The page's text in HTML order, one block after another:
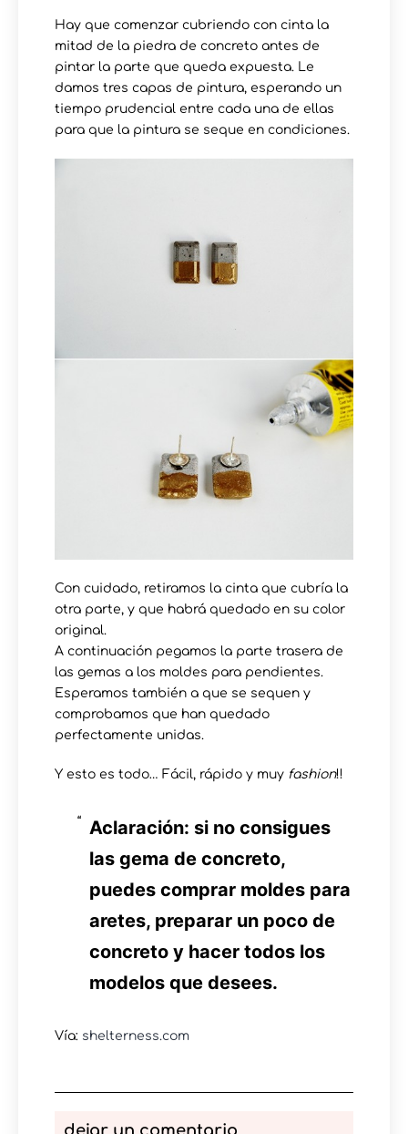
Hay que comenzar cubriendo con cinta la
mitad de la piedra de concreto antes de
pintar la parte que queda expuesta. Le
damos tres capas de pintura, esperando un
tiempo prudencial entre cada una de ellas
para que la pintura se seque en condiciones.
Con cuidado, retiramos la cinta que cubría la
otra parte, y que habrá quedado en su color
original.
A continuación pegamos la parte trasera de
las gemas a los moldes para pendientes.
Esperamos también a que se sequen y
comprobamos que han quedado
perfectamente unidas.
Y esto es todo… Fácil, rápido y muy fashion!!
Aclaración: si no consigues
las gema de concreto,
puedes comprar moldes para
aretes, preparar un poco de
concreto y hacer todos los
modelos que desees.
Vía: shelterness.com